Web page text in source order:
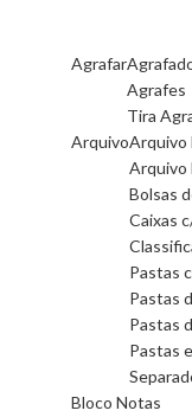
Agrafar
Agrafes
Tira
ArquivoArquivo
Arquivo
Bolsas
Caixas
Pastas
Pastas
Pastas
Pastas
Bloco Notas